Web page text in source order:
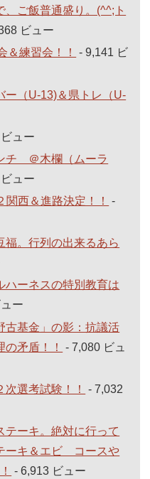
、ご飯普通盛り。(^^;ト
ビュー
＆練習会！！
- 9,141 ビ
ー（U-13)＆県トレ（U-
ュー
チ ＠木欄（ムーラ
ュー
西＆進路決定！！
-
。行列の出来るあら
ハーネスの特別教育は
ー
古基金」の影：抗議活
矛盾！！
- 7,080 ビュ
選考試験！！
- 7,032
テーキ。絶対に行って
ーキ＆エビ コースや
- 6,913 ビュー